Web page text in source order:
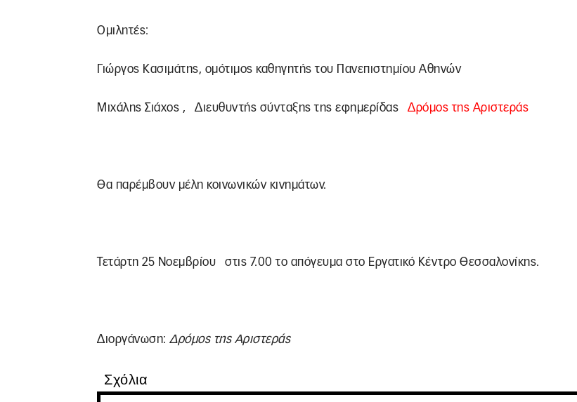
Ομιλητές:
Γιώργος Κασιμάτης, ομότιμος καθηγητής του Πανεπιστημίου Αθηνών
Μιχάλης Σιάχος , Διευθυντής σύνταξης της εφημερίδας Δρόμος της Αριστεράς
Θα παρέμβουν μέλη κοινωνικών κινημάτων.
Τετάρτη 25 Νοεμβρίου στις 7.00 το απόγευμα στο Εργατικό Κέντρο Θεσσαλονίκης.
Διοργάνωση: Δρόμος της Αριστεράς
Σχόλια